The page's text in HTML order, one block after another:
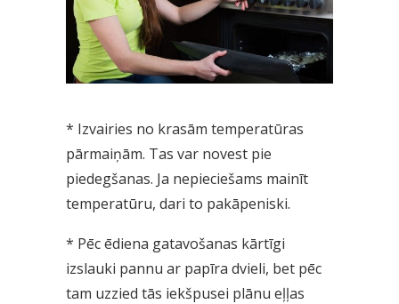
* Izvairies no krasām temperatūras
pārmaiņām. Tas var novest pie
piedegšanas. Ja nepieciešams mainīt
temperatūru, dari to pakāpeniski.
* Pēc ēdiena gatavošanas kārtīgi
izslauki pannu ar papīra dvieli, bet pēc
tam uzzied tās iekšpusei plānu eļļas